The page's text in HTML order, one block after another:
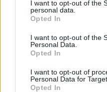
I want to opt-out of the
personal data.
Opted In
I want to opt-out of the
Personal Data.
Opted In
I want to opt-out of
Personal Data for
Opted In
2026. augusztus 10.,
Most ön is
látja Maros